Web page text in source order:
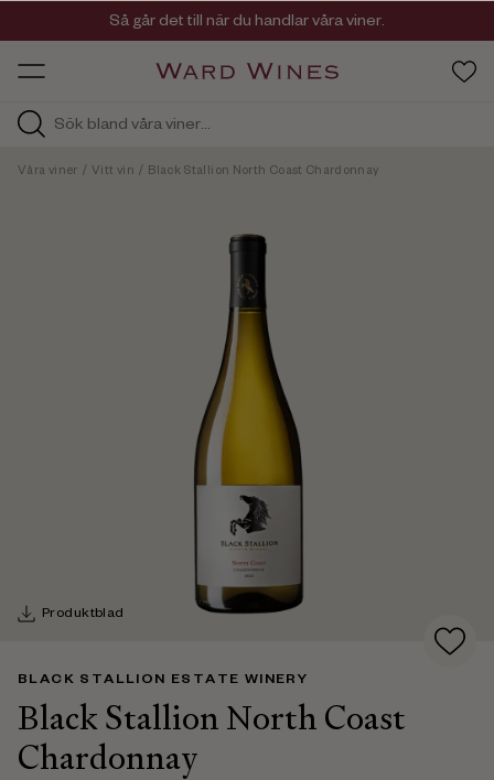
HOS
Viner med kvalitet, ursprung & personlighet
Så går det till när du handlar våra viner.
Våra viner / Vitt vin / Black Stallion North Coast Chardonnay
Produktblad
BLACK STALLION ESTATE WINERY
Black Stallion North Coast
Chardonnay